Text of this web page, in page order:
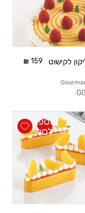
לקישוט
159
הוספה
לסל